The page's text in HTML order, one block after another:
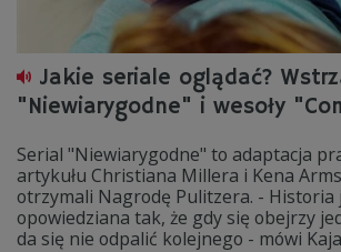
Jakie seriale oglądać?
"Niewiarygodne" i wesoły
Serial "Niewiarygodne" to adaptacja
artykułu Christiana Millera i Kena
otrzymali Nagrodę Pulitzera. - Historia
opowiedziana tak, że gdy się obejrzy
da się nie odpalić kolejnego - mówi